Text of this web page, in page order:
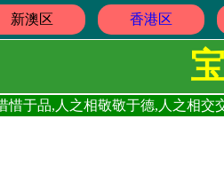
新澳区 香港区
惜于品,人之相敬敬于德,人之相